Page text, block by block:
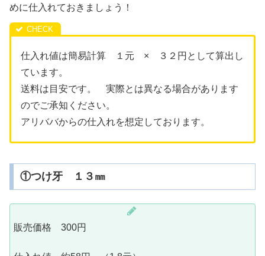
めに仕入れておきましょう！
仕入れ値は簡易計算 １元 × ３２円として算出し
ています。
送料は目安です。 実際とは異なる場合があります
のでご承知ください。
アリババからの仕入れを想定しております。
①つけ牙 １３㎜
販売価格 300円